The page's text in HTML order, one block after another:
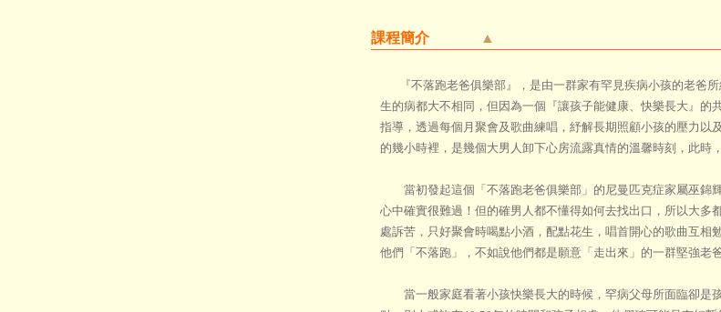
課程簡介 ▲
『不落跑老爸俱樂部』，是由一群家有罕見疾病小孩的老爸
生的病都大不相同，但因為一個『讓孩子能健康、快樂長大』的
指導，透過每個月聚會及歌曲練唱，紓解長期照顧小孩的壓力以
的幾小時裡，是幾個大男人卸下心房流露真情的溫馨時刻，此時
當初發起這個「不落跑老爸俱樂部」的尼曼匹克症家屬巫錦
心中確實很難過！但的確男人都不懂得如何去找出口，所以大多
處訴苦，只好聚會時喝點小酒，配點花生，唱首開心的歌曲互
他們「不落跑」，不如說他們都是願意「走出來」的一群堅強老爸
當一般家庭看著小孩快樂長大的時候，罕病父母所面臨卻是